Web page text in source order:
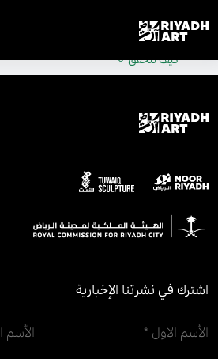
موقع حكومي رسمي تابع لحكومة المملكة
كيف تتحقق
اشترك في نشرتنا الإخبارية